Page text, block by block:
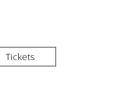
Tickets